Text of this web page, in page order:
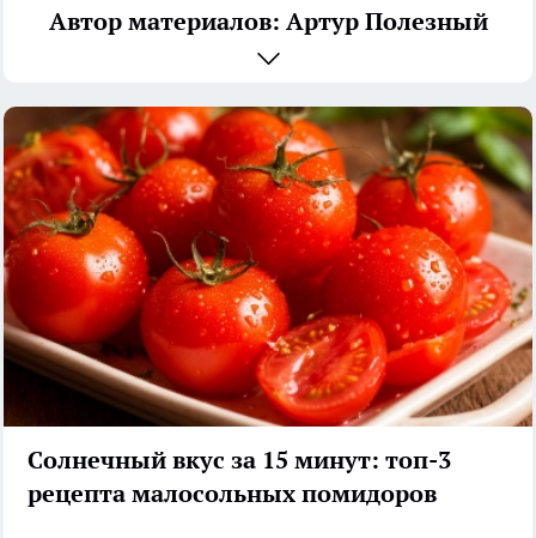
Автор материалов: Артур Полезный
Солнечный вкус за 15 минут: топ-3
рецепта малосольных помидоров